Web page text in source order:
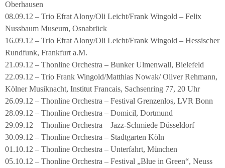
Oberhausen
08.09.12 – Trio Efrat Alony/Oli Leicht/Frank Wingold – Felix
Nussbaum Museum, Osnabrück
16.09.12 – Trio Efrat Alony/Oli Leicht/Frank Wingold – Hessischer
Rundfunk, Frankfurt a.M.
21.09.12 – Thonline Orchestra – Bunker Ulmenwall, Bielefeld
22.09.12 – Trio Frank Wingold/Matthias Nowak/ Oliver Rehmann,
Kölner Musiknacht, Institut Francais, Sachsenring 77, 20 Uhr
26.09.12 – Thonline Orchestra – Festival Grenzenlos, LVR Bonn
28.09.12 – Thonline Orchestra – Domicil, Dortmund
29.09.12 – Thonline Orchestra – Jazz-Schmiede Düsseldorf
30.09.12 – Thonline Orchestra – Stadtgarten Köln
01.10.12 – Thonline Orchestra – Unterfahrt, München
05.10.12 – Thonline Orchestra – Festival „Blue in Green“, Neuss